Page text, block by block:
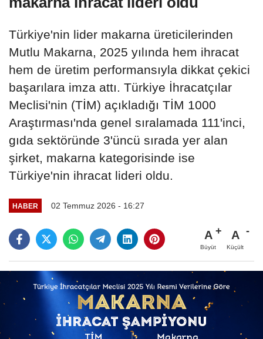
Türkiye'nin lider makarna üreticilerinden
Mutlu Makarna, 2025 yılında hem ihracat
hem de üretim performansıyla dikkat çekici
başarılara imza attı. Türkiye İhracatçılar
Meclisi'nin (TİM) açıkladığı TİM 1000
Araştırması'nda genel sıralamada 111'inci,
gıda sektöründe 3'üncü sırada yer alan
şirket, makarna kategorisinde ise
Türkiye'nin ihracat lideri oldu.
HABER 02 Temmuz 2026 - 16:27
A
Büyüt
A
Küçült